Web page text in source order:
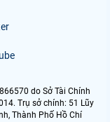
do Sở Tài Chính
Trụ sở chính: 51 Lũy
Thành Phố Hồ Chí